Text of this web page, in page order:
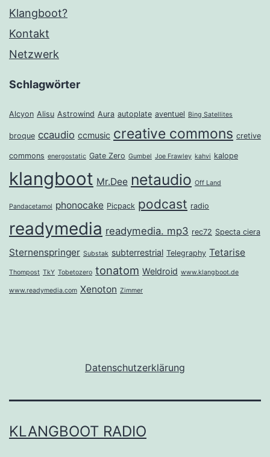
Klangboot?
Kontakt
Netzwerk
Schlagwörter
Alcyon Alisu Astrowind Aura autoplate aventuel Bing Satellites
broque ccaudio ccmusic creative commons cretive
commons energostatic Gate Zero Gumbel Joe Frawley kahvi kalope
klangboot Mr.Dee netaudio Off Land
Pandacetamol phonocake Picpack podcast radio
readymedia readymedia. mp3 rec72 Specta ciera
Sternenspringer Substak subterrestrial Telegraphy Tetarise
Thompost TkY Tobetozero tonatom Weldroid www.klangboot.de
www.readymedia.com Xenoton Zimmer
Datenschutzerklärung
KLANGBOOT RADIO